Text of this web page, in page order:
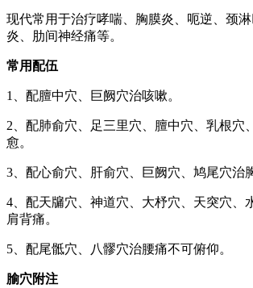
现代常用于治疗哮喘、胸膜炎、呃逆、颈
炎、肋间神经痛等。
常用配伍
1、配膻中穴、巨阙穴治咳嗽。
2、配肺俞穴、足三里穴、膻中穴、乳根穴
愈。
3、配心俞穴、肝俞穴、巨阙穴、鸠尾穴治
4、配天牖穴、神道穴、大杼穴、天突穴、
肩背痛。
5、配尾骶穴、八髎穴治腰痛不可俯仰。
腧穴附注